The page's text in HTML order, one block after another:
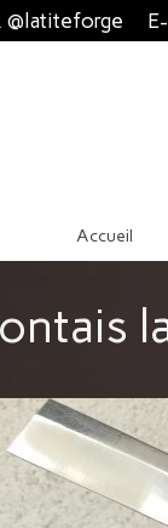
@latiteforge
Accueil